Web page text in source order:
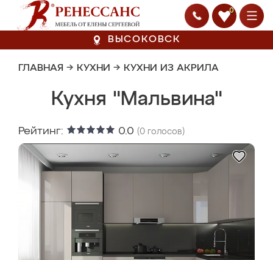
0
ВЫСОКОВСК
ГЛАВНАЯ → КУХНИ → КУХНИ ИЗ АКРИЛА
Кухня "Мальвина"
Рейтинг: 0.0 (0 голосов)